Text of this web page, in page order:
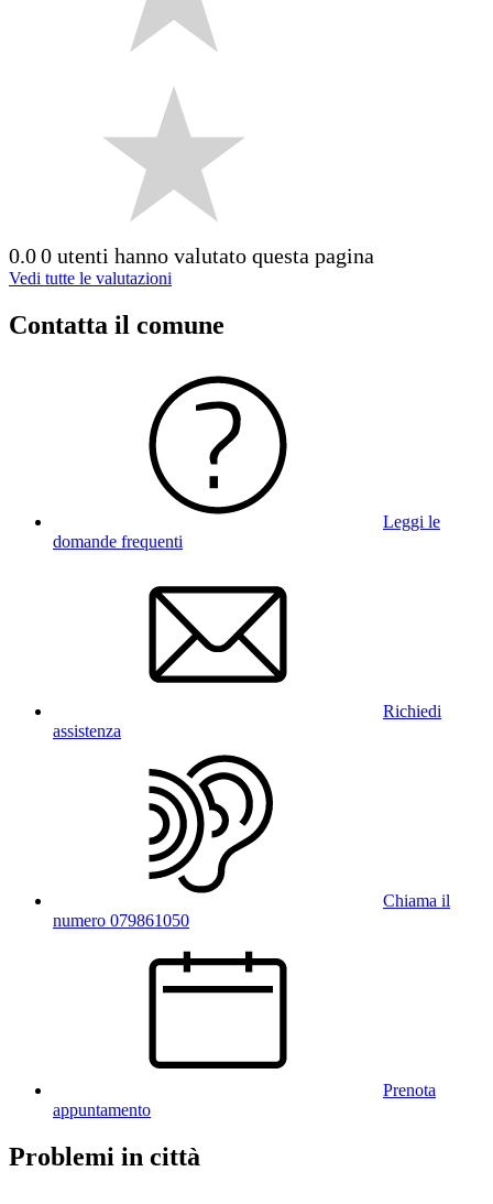
0.00 utenti hanno valutato questa pagina
Vedi tutte le valutazioni
Contatta il comune
Leggi le
domande frequenti
Richiedi
assistenza
Chiama il
numero 079861050
Prenota
appuntamento
Problemi in città